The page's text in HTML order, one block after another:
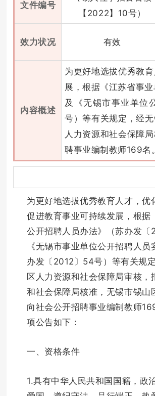
文件编号
【2022】10号）
效力状况 有效
内容概述
为更好地选拔优秀教
展，根据《江苏省事
及《无锡市事业单位
号）等有关规定，经
人力资源和社会保障
聘事业编制教师169名。
为更好地选拔优秀教育人才，优
促进教育事业可持续发展，根据
公开招聘人员办法》（苏办发〔
《无锡市事业单位公开招聘人员
办发〔2012〕54号）等有关规
区人力资源和社会保障局审核，
和社会保障局核准，无锡市锡山
向社会公开招聘事业编制教师
项公告如下：
一、资格条件
1.具有中华人民共和国国籍，政